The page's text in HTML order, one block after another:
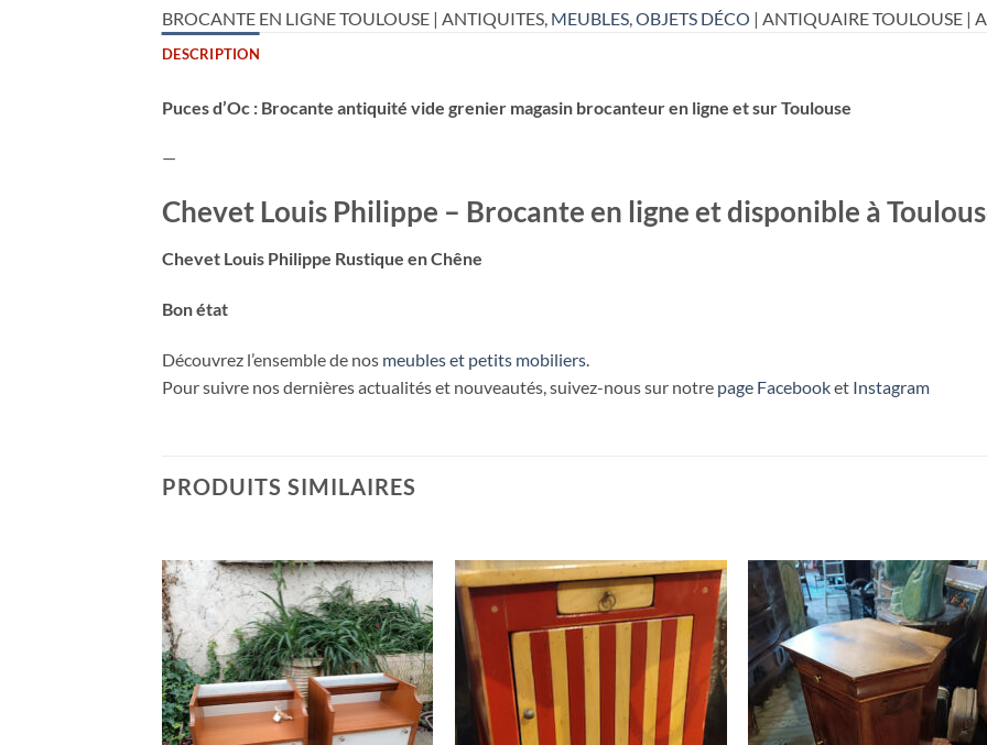
BROCANTE EN LIGNE TOULOUSE | ANTIQUITES, MEUBLES OBJETS DÉCO | ANTIQUAIRE TOULOUSE |
DESCRIPTION
Puces d’Oc : Brocante antiquité vide grenier magasin brocanteur en ligne et sur Toulouse
—
Chevet Louis Philippe – Brocante en ligne et disponible à
Chevet Louis Philippe Rustique en Chêne
Bon état
Découvrez l’ensemble de nos meubles et petits mobiliers
Pour suivre nos dernières actualités et nouveautés, suivez-nous sur notre page Facebooket Instagram
PRODUITS SIMILAIRES
RUPTURE DE STOCK RUPTURE DE STOCK RUPTURE DE